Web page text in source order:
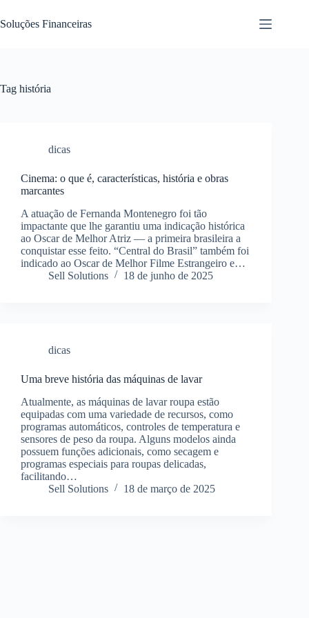
para
o
Soluções Financeiras
Tag história
dicas
Cinema: o que é, características, história e obras
marcantes
A atuação de Fernanda Montenegro foi tão
impactante que lhe garantiu uma indicação histórica
ao Oscar de Melhor Atriz — a primeira brasileira a
conquistar esse feito. “Central do Brasil” também foi
indicado ao Oscar de Melhor Filme Estrangeiro e…
Sell Solutions
18 de junho de 2025
dicas
Uma breve história das máquinas de lavar
Atualmente, as máquinas de lavar roupa estão
equipadas com uma variedade de recursos, como
programas automáticos, controles de temperatura e
sensores de peso da roupa. Alguns modelos ainda
possuem funções adicionais, como secagem e
programas especiais para roupas delicadas,
facilitando…
Sell Solutions
18 de março de 2025